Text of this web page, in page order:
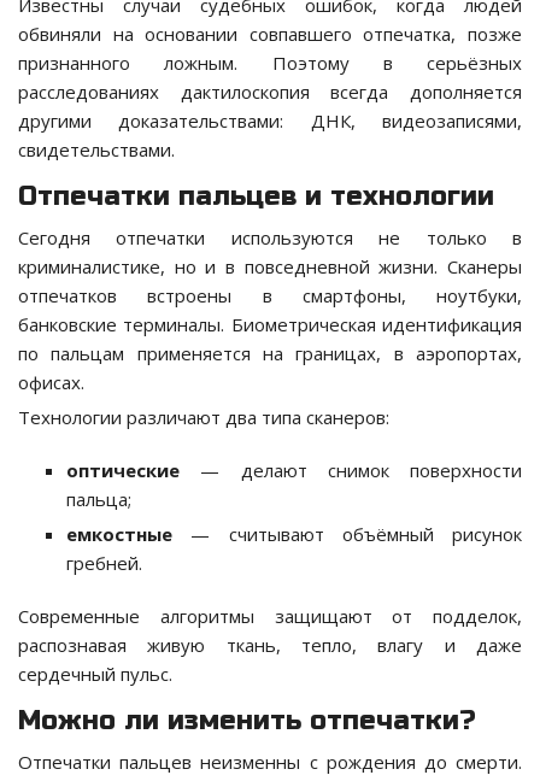
обвиняли на основании совпавшего отпечатка, позже
признанного ложным. Поэтому в серьёзных
расследованиях дактилоскопия всегда дополняется
другими доказательствами: ДНК, видеозаписями,
свидетельствами.
Отпечатки пальцев и технологии
Сегодня отпечатки используются не только в
криминалистике, но и в повседневной жизни. Сканеры
отпечатков встроены в смартфоны, ноутбуки,
банковские терминалы. Биометрическая идентификация
по пальцам применяется на границах, в аэропортах,
офисах.
Технологии различают два типа сканеров:
оптические — делают снимок поверхности
пальца;
емкостные — считывают объёмный рисунок
гребней.
Современные алгоритмы защищают от подделок,
распознавая живую ткань, тепло, влагу и даже
сердечный пульс.
Можно ли изменить отпечатки?
Отпечатки пальцев неизменны с рождения до смерти.